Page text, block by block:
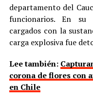
departamento del
funcionarios. En
cargados con la
carga explosiva fue
Lee también:
corona de flores con
en Chile